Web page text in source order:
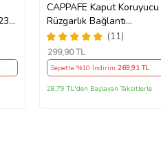
CAPPAFE Kaput Koruyucu
Rüzgarlık Bağlantı
Aparatları Seti(11)
299,90 TL
Sepette %10 İndirim 269,91 TL
28,79 TL'den Başlayan Taksitlerle